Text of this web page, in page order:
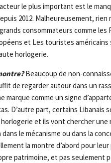
le plus important est le
2012. Malheureusement, rien
consommateurs comme les
et Les touristes américains
horlogerie.
Beaucoup de non-
de regarder autour dans un
marque comme un signe
D’autre part, certains Libanais
et ils vont chercher une
le mécanisme ou dans la
la montre d’abord pour
patrimoine, et pas seulement